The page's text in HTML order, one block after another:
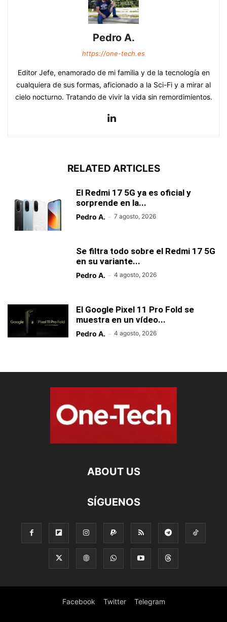
Pedro A.
https://one-tech.es
Editor Jefe, enamorado de mi familia y de la tecnología en
cualquiera de sus formas, aficionado a la Sci-Fi y a mirar al
cielo nocturno. Tratando de vivir la vida sin remordimientos.
RELATED ARTICLES
El Redmi 17 5G ya es oficial y
sorprende en la...
Pedro A. - 7 agosto, 2026
Se filtra todo sobre el Redmi 17 5G
en su variante...
Pedro A. - 4 agosto, 2026
El Google Pixel 11 Pro Fold se
muestra en un vídeo...
Pedro A. - 4 agosto, 2026
ABOUT US
SÍGUENOS
Facebook Twitter Telegram